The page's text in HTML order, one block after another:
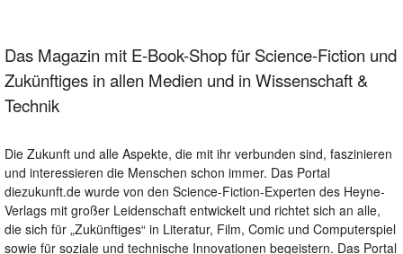
Das Magazin mit E-Book-Shop für Science-Fiction und
Zukünftiges in allen Medien und in Wissenschaft &
Technik
Die Zukunft und alle Aspekte, die mit ihr verbunden sind, faszinieren
und interessieren die Menschen schon immer. Das Portal
diezukunft.de wurde von den Science-Fiction-Experten des Heyne-
Verlags mit großer Leidenschaft entwickelt und richtet sich an alle,
die sich für „Zukünftiges“ in Literatur, Film, Comic und Computerspiel
sowie für soziale und technische Innovationen begeistern. Das Portal